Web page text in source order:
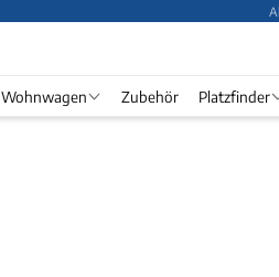
Wohnwagen Zubehör Platzfinder